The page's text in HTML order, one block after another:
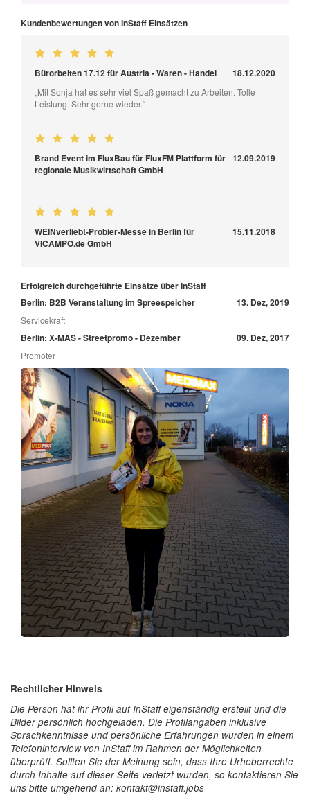
Kundenbewertungen von InStaff Einsätzen
Bürorbeiten 17.12 für Austria - Waren - Handel 18.12.2020
„Mit Sonja hat es sehr viel Spaß gemacht zu Arbeiten. Tolle
Leistung. Sehr gerne wieder.“
Brand Event im FluxBau für FluxFM Plattform für
regionale Musikwirtschaft GmbH
12.09.2019
WEINverliebt-Probier-Messe in Berlin für
VICAMPO.de GmbH
15.11.2018
Erfolgreich durchgeführte Einsätze über InStaff
Berlin: B2B Veranstaltung im Spreespeicher
13. Dez, 2019
Servicekraft
Berlin: X-MAS - Streetpromo - Dezember 09. Dez, 2017
Promoter
Rechtlicher Hinweis
Die Person hat ihr Profil auf InStaff eigenständig erstellt und die
Bilder persönlich hochgeladen. Die Profilangaben inklusive
Sprachkenntnisse und persönliche Erfahrungen wurden in einem
Telefoninterview von InStaff im Rahmen der Möglichkeiten
überprüft. Sollten Sie der Meinung sein, dass Ihre Urheberrechte
durch Inhalte auf dieser Seite verletzt wurden, so kontaktieren Sie
uns bitte umgehend an: kontakt@instaff.jobs